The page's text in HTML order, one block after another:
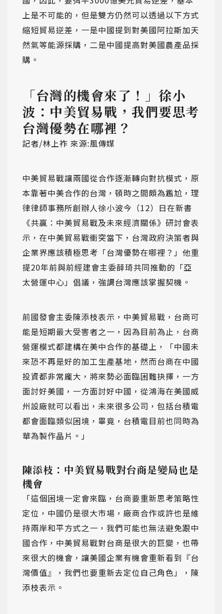
上是不可能的，但是雙方仍然可以透過以下方式
縮短貿易逆差，一是中國提到對美國阿拉斯加天
然氣等能源採購，二是中國提高對美國農產品採
購。
「台灣的機會來了！」徐小
波：中美貿易戰，我們要思考
台灣優勢在哪裡？
記者/林上祚 來源:風傳媒
中美貿易戰讓兩國從合作逐漸轉向對抗模式，原
本靠著中美合作的台灣，頓時之間頗為尷尬，理
律律師事務所創辦人徐小波今（12）日在新書
《共贏：中美貿易戰及未來經濟關係》研討會表
示，在中美貿易戰衝突當下，台灣政府決策者與
企業界應該積極思考「台灣優勢在哪裡？」他重
提20年前與前經建會主委薛琦共同推動的「亞
太營運中心」倡議，強調台灣應該掌握契機。
前國發會主委陳添枝表示，中美貿易戰，台商可
能是短期最大受害者之一，因為目前為止，台商
營運模式都建構在美中合作的基礎上，「中國未
來恐不再是好的加工生產基地，然而台商在中國
投資都非常龐大，將來勢必面臨困難抉擇，一方
面討好美國，一方面討好中國，從鴻海在美國威
州設廠就可以看出，未來很多公司，包括台積電
都會面臨類似困境，畢竟，台積電目前也同時為
華為製作晶片。」
陳添枝：中美貿易戰對台商是變局也是
機會
「這個困境一定會來臨，台商要重新思考策略性
定位，中國仍是很大市場，廠商合作或許也是維
持兩岸和平方式之一，我們可能也無法避免跟中
國合作，中美貿易戰對台商是很大的巨變，也帶
來很大的機會，讓美國企業有機會重新看到『台
灣價值』，我們也要重新去定位自己角色」，陳
添枝表示。